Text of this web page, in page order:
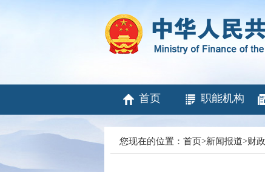
首页 职能机构
您现在的位置： 首页>新闻报道>财